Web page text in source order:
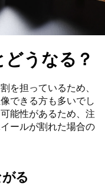
うなる？
を担っているため、
できる方も多いでし
能性があるため、注
ールが割れた場合の
る